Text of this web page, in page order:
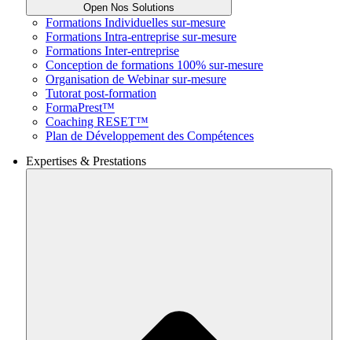
Open Nos Solutions
Formations Individuelles sur-mesure
Formations Intra-entreprise sur-mesure
Formations Inter-entreprise
Conception de formations 100% sur-mesure
Organisation de Webinar sur-mesure
Tutorat post-formation
FormaPrest™
Coaching RESET™
Plan de Développement des Compétences
Expertises & Prestations